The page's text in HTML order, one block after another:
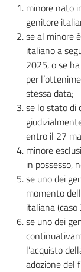
minore nato
genitore
se al minore
italiano a
2025, o se
per
stessa data;
se lo stato di
entro il 27
minore
in possesso,
se uno dei
momento
italiana (caso
se uno dei
l’acquisto
adozione del